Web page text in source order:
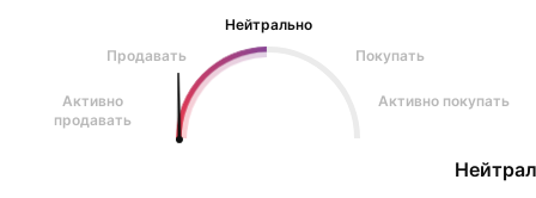
Нейтрально
Продавать
Покупать
Активно
продавать
Активно покупать